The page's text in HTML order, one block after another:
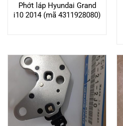
Phớt láp Hyundai Grand
i10 2014 (mã 4311928080)